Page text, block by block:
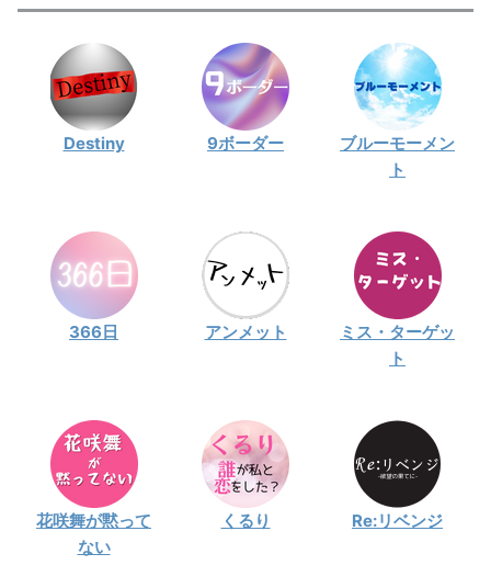
Destiny 9ボーダー
ブルーモーメン
ト
366日 アンメット
ミス・ターゲッ
ト
花咲舞が黙って
ない
くるり Re:リベンジ